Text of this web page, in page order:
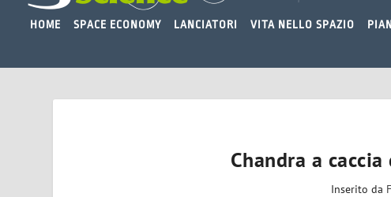
HOME SPACE ECONOMY LANCIATORI VITA NELLO SPAZIO
Chandra a caccia
Inserito da